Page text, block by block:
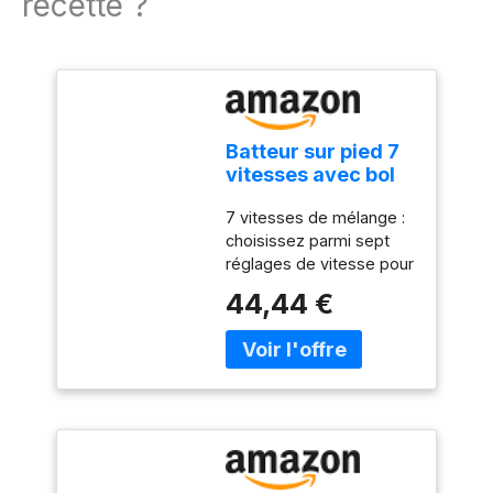
Batteur sur pied 7
vitesses avec bol
inoxydable de 2 l et
batteur à main
7 vitesses de mélange :
choisissez parmi sept
réglages de vitesse pour
gâteau, mélanger les
purées de légumes,
pétrir la pâte ou fouetter
préparation des aliments.
Moteur de 100 W : le
moteur électrique de 100
44,44 €